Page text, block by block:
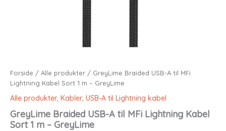
Forside / Alle produkter / GreyLime Braided USB-A til MFi
Lightning Kabel Sort 1 m – GreyLime
Alle produkter, Kabler, USB-A til Lightning kabel
GreyLime Braided USB-A til MFi Lightning Kabel
Sort 1 m – GreyLime